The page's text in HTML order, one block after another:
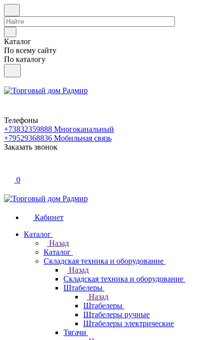
Каталог
По всему сайту
По каталогу
Телефоны
+73832359888 Многоканальный
+79529368836 Мобильная связь
Заказать звонок
0
Кабинет
Каталог
Назад
Каталог
Складская техника и оборудование
Назад
Складская техника и оборудование
Штабелеры
Назад
Штабелеры
Штабелеры ручные
Штабелеры электрические
Тягачи